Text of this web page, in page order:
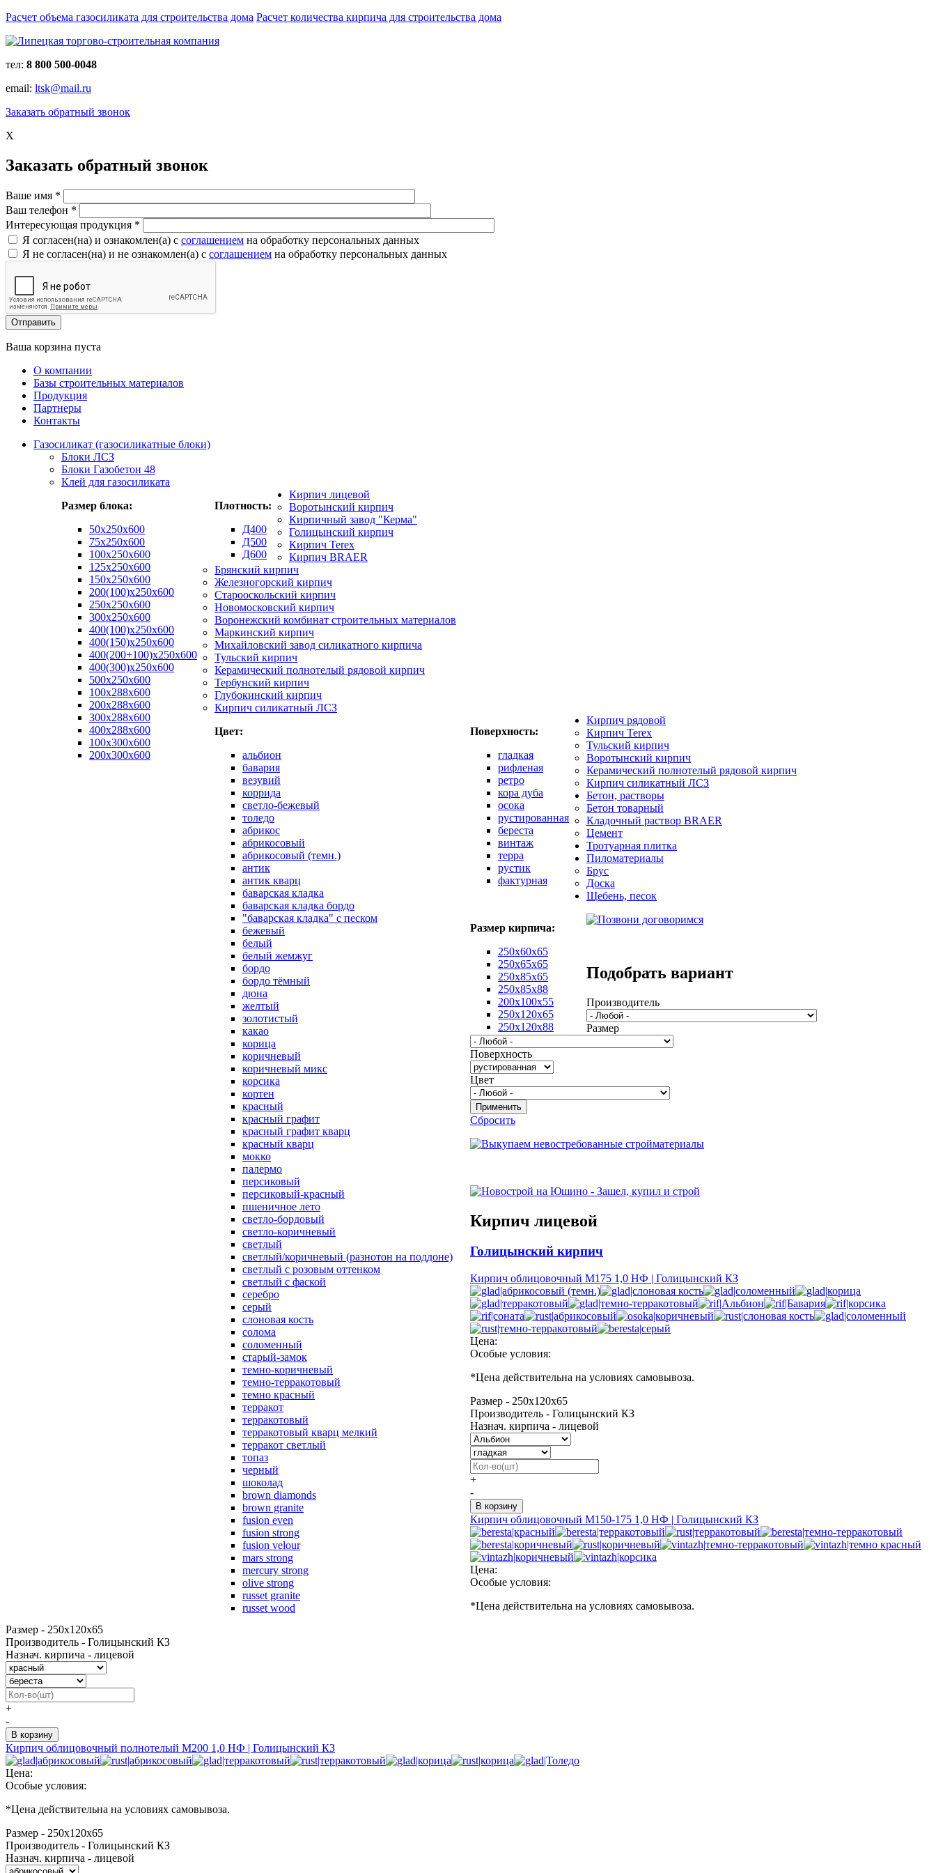
Расчет объема газосиликата для строительства дома Расчет количества кирпича для строительства дома
тел: 8 800 500-0048
email: ltsk@mail.ru
Заказать обратный звонок
X
Заказать обратный звонок
Ваше имя *
Ваш телефон *
Интересующая продукция *
Я согласен(на) и ознакомлен(a) с соглашением на обработку персональных данных
Я не согласен(на) и не ознакомлен(a) с соглашением на обработку персональных данных
Ваша корзина пуста
О компании
Базы строительных материалов
Продукция
Партнеры
Контакты
Газосиликат (газосиликатные блоки)
Блоки ЛСЗ
Блоки Газобетон 48
Клей для газосиликата
Размер блока:
50х250х600
75x250x600
100x250x600
125x250x600
150x250x600
200(100)x250x600
250x250x600
300x250x600
400(100)x250x600
400(150)x250x600
400(200+100)x250x600
400(300)x250x600
500x250x600
100x288x600
200x288x600
300x288x600
400x288x600
100х300х600
200х300х600
Плотность:
Д400
Д500
Д600
Кирпич лицевой
Воротынский кирпич
Кирпичный завод "Керма"
Голицынский кирпич
Кирпич Terex
Кирпич BRAER
Брянский кирпич
Железногорский кирпич
Старооскольский кирпич
Новомосковский кирпич
Воронежский комбинат строительных материалов
Маркинский кирпич
Михайловский завод силикатного кирпича
Тульский кирпич
Керамический полнотелый рядовой кирпич
Тербунский кирпич
Глубокинский кирпич
Кирпич силикатный ЛСЗ
Цвет:
альбион
бавария
везувий
коррида
светло-бежевый
толедо
абрикос
абрикосовый
абрикосовый (темн.)
антик
антик кварц
баварская кладка
баварская кладка бордо
"баварская кладка" с песком
бежевый
белый
белый жемжуг
бордо
бордо тёмный
дюна
желтый
золотистый
какао
корица
коричневый
коричневый микс
корсика
кортен
красный
красный графит
красный графит кварц
красный кварц
мокко
палермо
персиковый
персиковый-красный
пшеничное лето
светло-бордовый
светло-коричневый
светлый
светлый/коричневый (разнотон на поддоне)
светлый с розовым оттенком
светлый с фаской
серебро
серый
слоновая кость
солома
соломенный
старый-замок
темно-коричневый
темно-терракотовый
темно красный
терракот
терракотовый
терракотовый кварц мелкий
терракот светлый
топаз
черный
шоколад
brown diamonds
brown granite
fusion even
fusion strong
fusion velour
mars strong
mercury strong
olive strong
russet granite
russet wood
Поверхность:
гладкая
рифленая
ретро
кора дуба
осока
рустированная
береста
винтаж
терра
рустик
фактурная
Размер кирпича:
250х60х65
250х65х65
250х85х65
250х85х88
200х100х55
250х120х65
250х120х88
Кирпич рядовой
Кирпич Terex
Тульский кирпич
Воротынский кирпич
Керамический полнотелый рядовой кирпич
Кирпич силикатный ЛСЗ
Бетон, растворы
Бетон товарный
Кладочный раствор BRAER
Цемент
Тротуарная плитка
Пиломатериалы
Брус
Доска
Щебень, песок
Подобрать вариант
Производитель
Размер
Поверхность
Цвет
Сбросить
Кирпич лицевой
Голицынский кирпич
Кирпич облицовочный М175 1,0 НФ | Голицынский КЗ
Цена:
Особые условия:
*Цена действительна на условиях самовывоза.
Размер - 250х120х65
Производитель - Голицынский КЗ
Назнач. кирпича - лицевой
+
-
Кирпич облицовочный М150-175 1,0 НФ | Голицынский КЗ
Цена:
Особые условия:
*Цена действительна на условиях самовывоза.
Размер - 250х120х65
Производитель - Голицынский КЗ
Назнач. кирпича - лицевой
+
-
Кирпич облицовочный полнотелый М200 1,0 НФ | Голицынский КЗ
Цена:
Особые условия:
*Цена действительна на условиях самовывоза.
Размер - 250х120х65
Производитель - Голицынский КЗ
Назнач. кирпича - лицевой